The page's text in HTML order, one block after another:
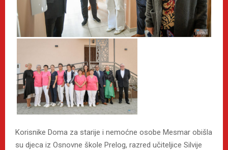
Korisnike Doma za starije i nemoćne osobe Mesmar obišla
su djeca iz Osnovne škole Prelog, razred učiteljice Silvije